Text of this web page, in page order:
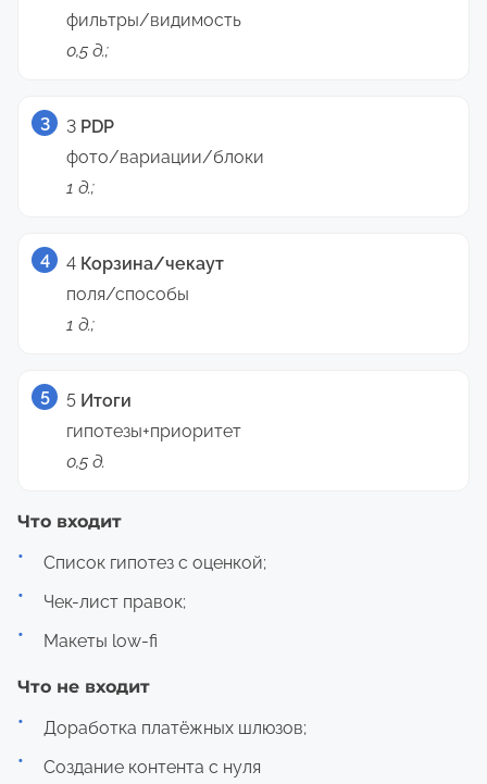
фильтры/видимость
0,5 д.;
3 PDP
фото/вариации/блоки
1 д.;
4 Корзина/чекаут
поля/способы
1 д.;
5 Итоги
гипотезы+приоритет
0,5 д.
Что входит
Список гипотез с оценкой;
Чек-лист правок;
Макеты low-fi
Что не входит
Доработка платёжных шлюзов;
Создание контента с нуля